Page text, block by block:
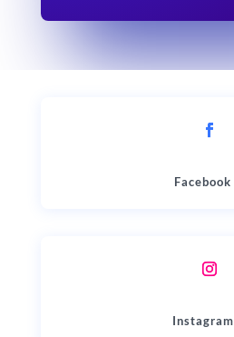
Facebook
Instagram